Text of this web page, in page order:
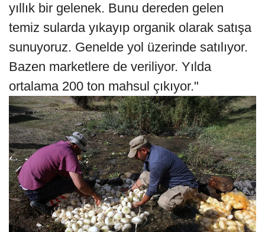
yıllık bir gelenek. Bunu dereden gelen
temiz sularda yıkayıp organik olarak satışa
sunuyoruz. Genelde yol üzerinde satılıyor.
Bazen marketlere de veriliyor. Yılda
ortalama 200 ton mahsul çıkıyor."